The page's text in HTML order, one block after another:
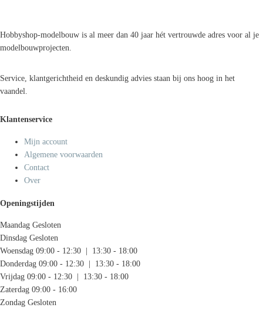
Hobbyshop-modelbouw is al meer dan 40 jaar hét vertrouwde adres voor al je
modelbouwprojecten.
Service, klantgerichtheid en deskundig advies staan bij ons hoog in het
vaandel.
Klantenservice
Mijn account
Algemene voorwaarden
Contact
Over
Openingstijden
Maandag Gesloten
Dinsdag Gesloten
Woensdag 09:00 - 12:30 | 13:30 - 18:00
Donderdag 09:00 - 12:30 | 13:30 - 18:00
Vrijdag 09:00 - 12:30 | 13:30 - 18:00
Zaterdag 09:00 - 16:00
Zondag Gesloten